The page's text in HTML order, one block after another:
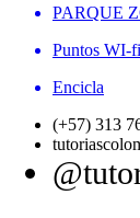
PARQUE
Puntos WI-fi
Encicla
(+57) 313